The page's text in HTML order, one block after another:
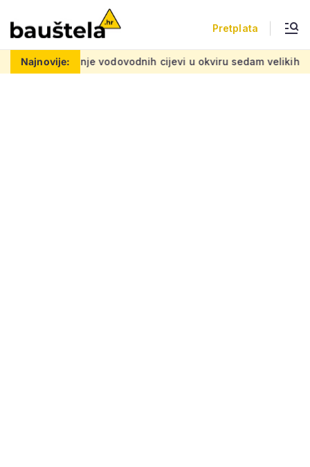
Pretplata
Najnovije:
vodovodnih cijevi u okviru sedam velikih projekata: Iznos